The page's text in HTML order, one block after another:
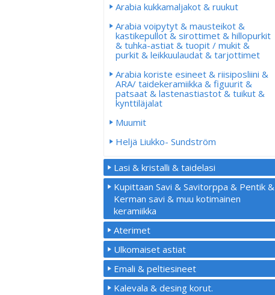
Arabia kukkamaljakot & ruukut
Arabia voipytyt & mausteikot &
kastikepullot & sirottimet & hillopurkit
& tuhka-astiat & tuopit / mukit &
purkit & leikkuulaudat & tarjottimet
Arabia koriste esineet & riisiposliini &
ARA/ taidekeramiikka & figuurit &
patsaat & lastenastiastot & tuikut &
kynttiläjalat
Muumit
Heljä Liukko- Sundström
Lasi & kristalli & taidelasi
Kupittaan Savi & Savitorppa & Pentik &
Kerman savi & muu kotimainen
keramiikka
Aterimet
Ulkomaiset astiat
Emali & peltiesineet
Kalevala & desing korut.